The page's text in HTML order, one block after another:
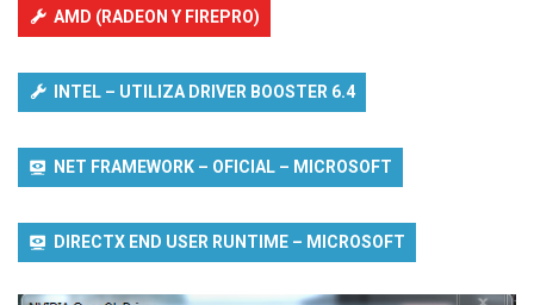
AMD (RADEON Y FIREPRO)
INTEL – UTILIZA DRIVER BOOSTER 6.4
NET FRAMEWORK – OFICIAL – MICROSOFT
DIRECTX END USER RUNTIME – MICROSOFT